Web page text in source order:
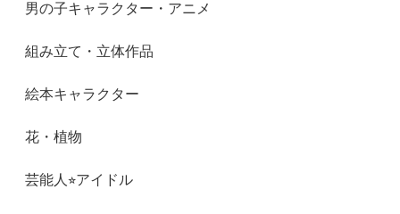
男の子キャラクター・アニメ
組み立て・立体作品
絵本キャラクター
花・植物
芸能人⭐︎アイドル